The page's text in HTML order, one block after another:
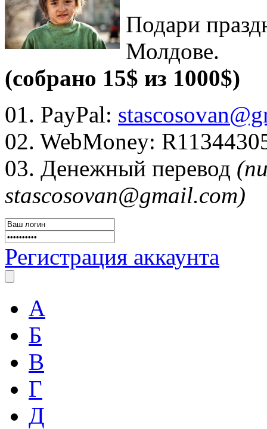
Подари
Молдове.
(собрано 15$ из 1000$)
01. PayPal:
02. WebMoney:
03. Денежный перевод
stascosovan@gmail.com)
Регистрация аккаунта
А
Б
В
Г
Д